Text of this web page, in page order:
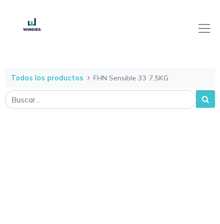
Todos los productos FHN Sensible 33 7,5KG